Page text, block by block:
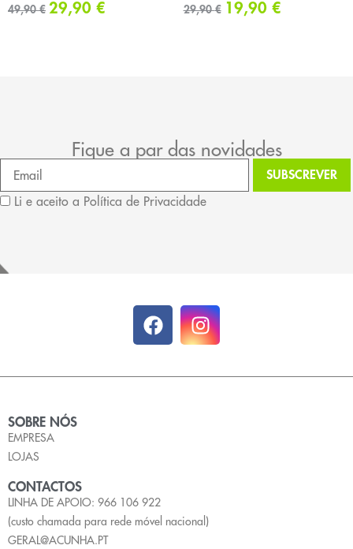
49,90€ 29,90 € 29,90€ 19,90 €
Fique a par das novidades
Li e aceito a Política de Privacidade
SOBRE NÓS
EMPRESA
LOJAS
CONTACTOS
LINHA DE APOIO: 966 106 922
(custo chamada para rede móvel nacional)
GERAL@ACUNHA.PT